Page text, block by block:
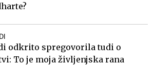
odkrito spregovorila tudi o
To je moja življenjska rana